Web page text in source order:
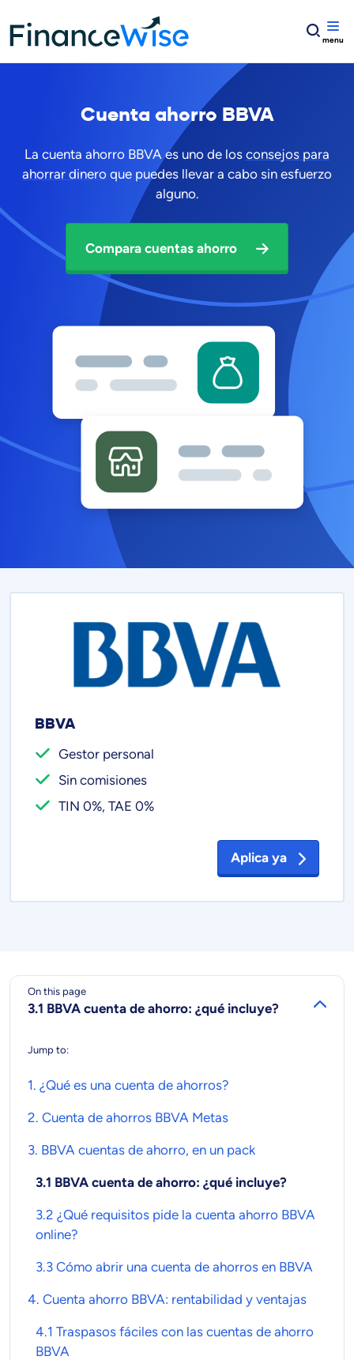
Home Cuenta de ahorro
Cuenta ahorro BBVA
La cuenta ahorro BBVA es uno de los consejos para
ahorrar dinero que puedes llevar a cabo sin esfuerzo
alguno.
Compara cuentas ahorro
BBVA
Gestor personal
Sin comisiones
TIN 0%, TAE 0%
Aplica ya
On this page
3.1 BBVA cuenta de ahorro: ¿qué incluye?
Jump to:
1. ¿Qué es una cuenta de ahorros?
2. Cuenta de ahorros BBVA Metas
3. BBVA cuentas de ahorro, en un pack
3.1 BBVA cuenta de ahorro: ¿qué incluye?
3.2 ¿Qué requisitos pide la cuenta ahorro BBVA
online?
3.3 Cómo abrir una cuenta de ahorros en BBVA
4. Cuenta ahorro BBVA: rentabilidad y ventajas
4.1 Traspasos fáciles con las cuentas de ahorro
BBVA